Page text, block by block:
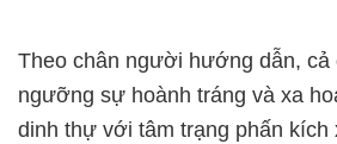
Theo chân người hướng dẫn, cả
ngưỡng sự hoành tráng và xa
dinh thự với tâm trạng phấn kích